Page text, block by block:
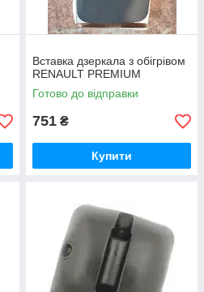
Вставка дзеркала з обігрівом
RENAULT PREMIUM
Готово до відправки
751 ₴
Купити